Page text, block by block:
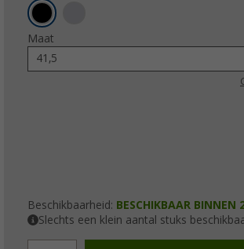
Maat
41,5
Beschikbaarheid: BESCHIKBAAR BINNEN
Slechts een klein aantal stuks